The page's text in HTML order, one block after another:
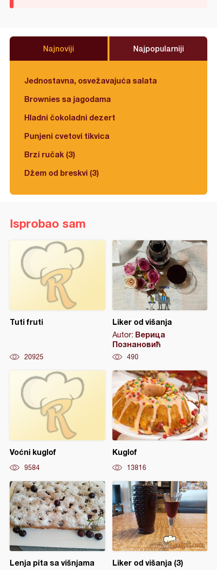
Najnoviji Najpopularniji
Jednostavna, osvežavajuća salata
Brownies sa jagodama
Hladni čokoladni dezert
Punjeni cvetovi tikvica
Brzi ručak (3)
Džem od breskvi (3)
Isprobao sam
Tuti fruti
20925
Liker od višanja
Autor: Верица
Познановић
490
Voćni kuglof
9584
Kuglof
13816
Lenja pita sa višnjama Liker od višanja (3)